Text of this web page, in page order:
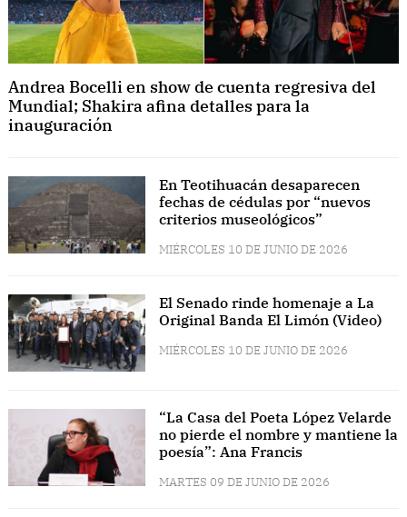
Andrea Bocelli en show de cuenta regresiva del
Mundial; Shakira afina detalles para la
inauguración
En Teotihuacán desaparecen
fechas de cédulas por “nuevos
criterios museológicos”
MIÉRCOLES 10 DE JUNIO DE 2026
El Senado rinde homenaje a La
Original Banda El Limón (Video)
MIÉRCOLES 10 DE JUNIO DE 2026
“La Casa del Poeta López Velarde
no pierde el nombre y mantiene la
poesía”: Ana Francis
MARTES 09 DE JUNIO DE 2026